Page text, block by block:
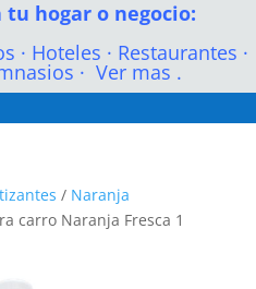
tu hogar o negocio:
· Hoteles · Restaurantes ·
· Ver mas .
/ Naranja
carro Naranja Fresca 1